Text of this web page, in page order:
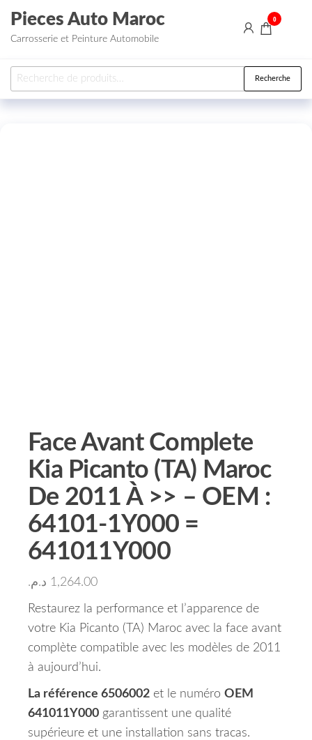
Aller au contenu
Pieces Auto Maroc
Carrosserie et Peinture Automobile
0
Recherche pour : Recherche
Face Avant Complete
Kia Picanto (TA) Maroc
De 2011 À >> – OEM :
64101-1Y000 =
641011Y000
1,264.00 د.م.
Restaurez la performance et l’apparence de
votre Kia Picanto (TA) Maroc avec la face avant
complète compatible avec les modèles de 2011
à aujourd’hui.
La référence 6506002 et le numéro OEM
641011Y000 garantissent une qualité
supérieure et une installation sans tracas.